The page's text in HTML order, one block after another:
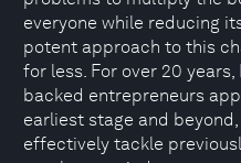
everyone while reducing
potent approach to this
for less. For over 20
backed entrepreneurs
earliest stage and
effectively tackle